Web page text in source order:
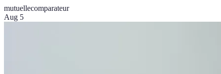
mutuellecomparateur
Aug 5